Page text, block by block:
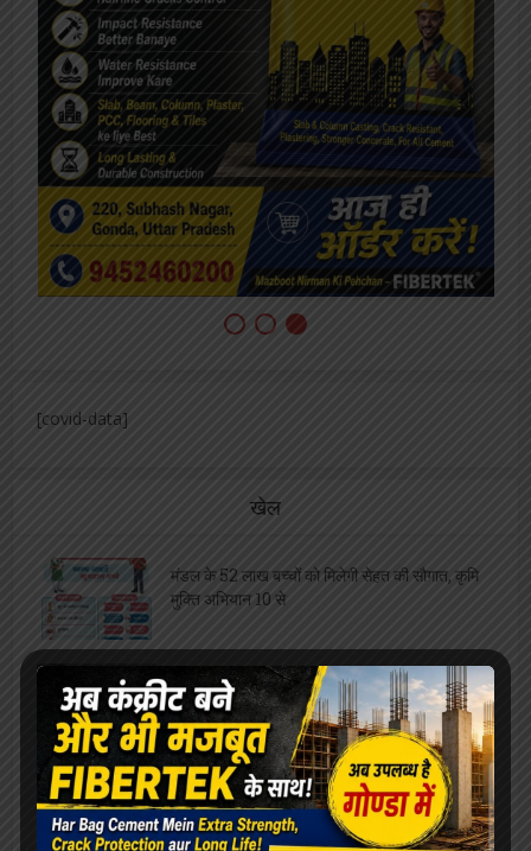
[covid-data]
खेल
मंडल के 52 लाख बच्चों को मिलेगी सेहत की सौगात, कृमि
मुक्ति अभियान 10 से
महाविद्यालय संस्थापिका की जयंती, विभिन्न
प्रतियोगिताओं का आयोजन
बीमारी भी नहीं रोक सकी ममता की धारा, जारी रहा
स्तनपान